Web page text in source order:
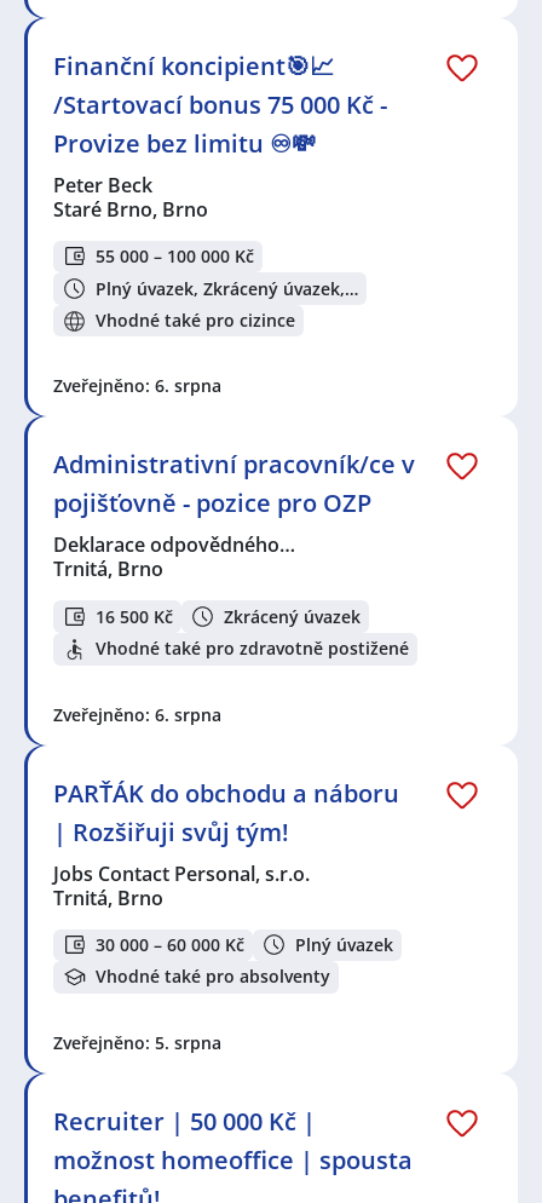
Finanční koncipient🎯📈
/Startovací bonus 75 000 Kč -
Provize bez limitu ♾️💸
Peter Beck
Staré Brno, Brno
55 000 – 100 000 Kč
Plný úvazek, Zkrácený úvazek,…
Vhodné také pro cizince
Zveřejněno: 6. srpna
Administrativní pracovník/ce v
pojišťovně - pozice pro OZP
Deklarace odpovědného…
Trnitá, Brno
16 500 Kč
Zkrácený úvazek
Vhodné také pro zdravotně postižené
Zveřejněno: 6. srpna
PARŤÁK do obchodu a náboru
| Rozšiřuji svůj tým!
Jobs Contact Personal, s.r.o.
Trnitá, Brno
30 000 – 60 000 Kč
Plný úvazek
Vhodné také pro absolventy
Zveřejněno: 5. srpna
Recruiter | 50 000 Kč |
možnost homeoffice | spousta